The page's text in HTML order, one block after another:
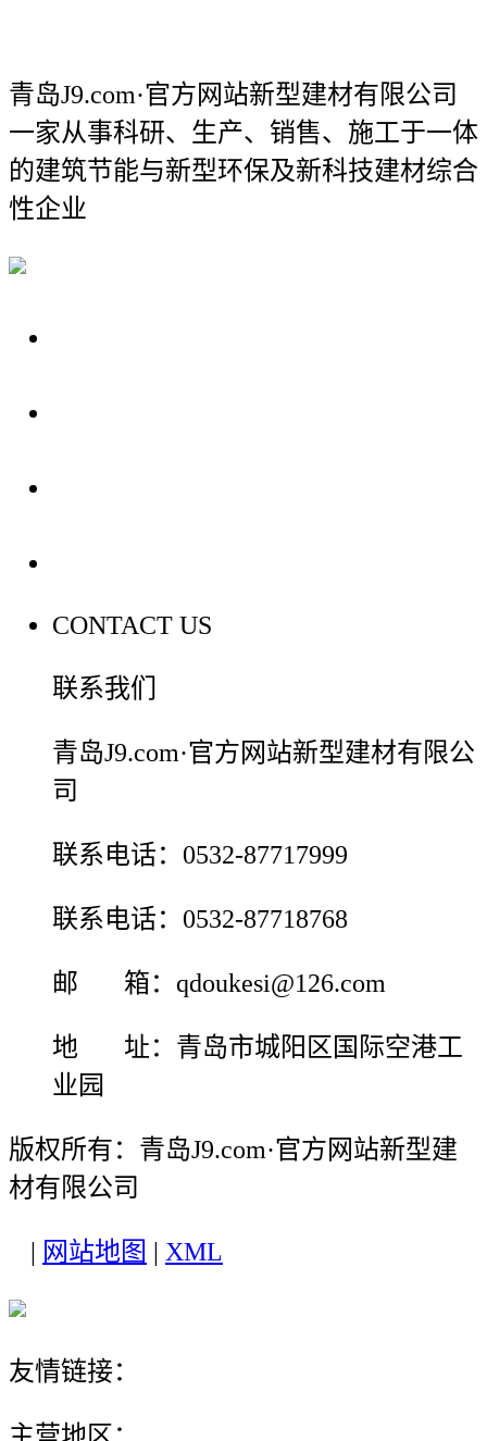
青岛J9.com·官方网站新型建材有限公司
一家从事科研、生产、销售、施工于一体
的建筑节能与新型环保及新科技建材综合
性企业
CONTACT US
联系我们
青岛J9.com·官方网站新型建材有限公
司
联系电话：0532-87717999
联系电话：0532-87718768
邮 箱：qdoukesi@126.com
地 址：青岛市城阳区国际空港工
业园
版权所有：青岛J9.com·官方网站新型建
材有限公司
| 网站地图 | XML
友情链接：